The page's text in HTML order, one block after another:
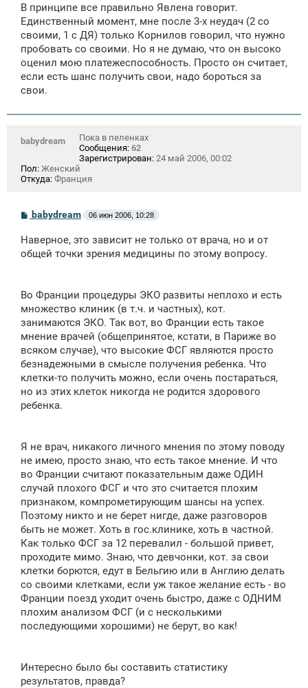
В принципе все правильно Явлена говорит.
Единственный момент, мне после 3-х неудач (2 со
своими, 1 с ДЯ) только Корнилов говорил, что нужно
пробовать со своими. Но я не думаю, что он высоко
оценил мою платежеспособность. Просто он считает,
если есть шанс получить свои, надо бороться за
свои.
babydream
Пока в пеленках
Сообщения: 62
Зарегистрирован: 24 май 2006, 00:02
Пол: Женский
Откуда: Франция
С
о
б
щ
babydream 06 июн 2006, 10:28
Наверное, это зависит не только от врача, но и от
общей точки зрения медицины по этому вопросу.
Во Франции процедуры ЭКО развиты неплохо и есть
множество клиник (в т.ч. и частных), кот.
занимаются ЭКО. Так вот, во Франции есть такое
мнение врачей (общепринятое, кстати, в Париже во
всяком случае), что высокие ФСГ являются просто
безнадежными в смысле получения ребенка. Что
клетки-то получить можно, если очень постараться,
но из этих клеток никогда не родится здорового
ребенка.
Я не врач, никакого личного мнения по этому поводу
не имею, просто знаю, что есть такое мнение. И что
во Франции считают показательным даже ОДИН
случай плохого ФСГ и что это считается плохим
признаком, компрометирующим шансы на успех.
Поэтому никто и не берет нигде, даже разговоров
быть не может. Хоть в гос.клинике, хоть в частной.
Как только ФСГ за 12 перевалил - большой привет,
проходите мимо. Знаю, что девчонки, кот. за свои
клетки борются, едут в Бельгию или в Англию делать
со своими клетками, если уж такое желание есть - во
Франции поезд уходит очень быстро, даже с ОДНИМ
плохим анализом ФСГ (и с несколькими
последующими хорошими) не берут, во как!
Интересно было бы составить статистику
результатов, правда?